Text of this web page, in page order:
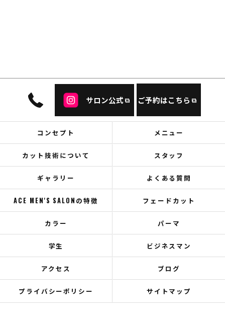
サロン公式 ご予約はこちら
コンセプト メニュー
カット技術について スタッフ
ギャラリー よくある質問
ACE MEN'S SALONの特徴 フェードカット
カラー パーマ
学生 ビジネスマン
アクセス ブログ
プライバシーポリシー サイトマップ